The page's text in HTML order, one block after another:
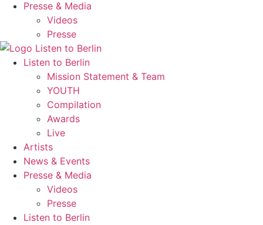
Presse & Media
Videos
Presse
Listen to Berlin
Mission Statement & Team
YOUTH
Compilation
Awards
Live
Artists
News & Events
Presse & Media
Videos
Presse
Listen to Berlin